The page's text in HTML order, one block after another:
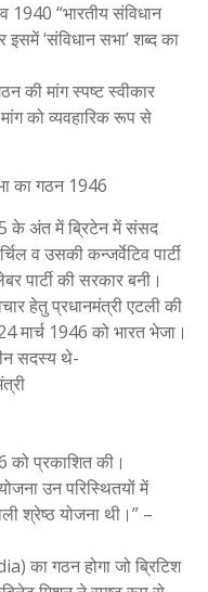
1940 “भारतीय संविधान
इसमें ‘संविधान सभा’ शब्द का
की मांग स्पष्ट स्वीकार
को व्यवहारिक रूप से
गठन 1946
के अंत में ब्रिटेन में संसद
व उसकी कन्जर्वेटिव पार्टी
पार्टी की सरकार बनी।
हेतु प्रधानमंत्री एटली की
मार्च 1946 को भारत भेजा।
सदस्य थे-
को प्रकाशित की।
उन परिस्थितयों में
श्रेष्ठ योजना थी।” –
का गठन होगा जो ब्रिटिश